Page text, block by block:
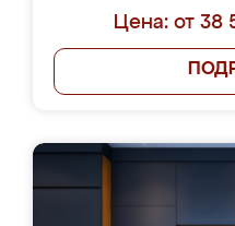
Цена: от 38